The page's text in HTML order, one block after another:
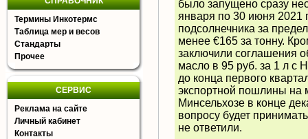
Термины Инкотермс
Таблица мер и весов
Стандарты
Прочее
СЕРВИС
Реклама на сайте
Личный кабинет
Контакты
было запущено сразу
января по 30 июня 2021
подсолнечника за
менее €165 за тонну.
заключили соглашения
масло в 95 руб. за 1 л с
до конца первого
экспортной пошлины на
Минсельхозе в конце
вопросу будет
не ответили.